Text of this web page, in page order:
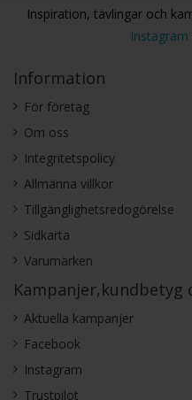
Inspiration, tävlingar och
Instagram
Information
För företag
Om oss
Integritetspolicy
Allmänna villkor
Tillgänglighetsredogörelse
Sidkarta
Varumärken
Kampanjer,kundbetyg
Aktuella kampanjer
Facebook
Instagram
Trustpilot